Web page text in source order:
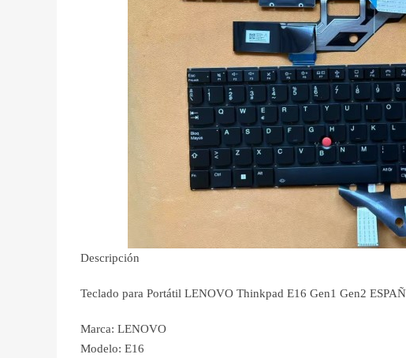
Descripción
Teclado para Portátil LENOVO Thinkpad E16 Gen1 Gen2
Marca: LENOVO
Modelo: E16